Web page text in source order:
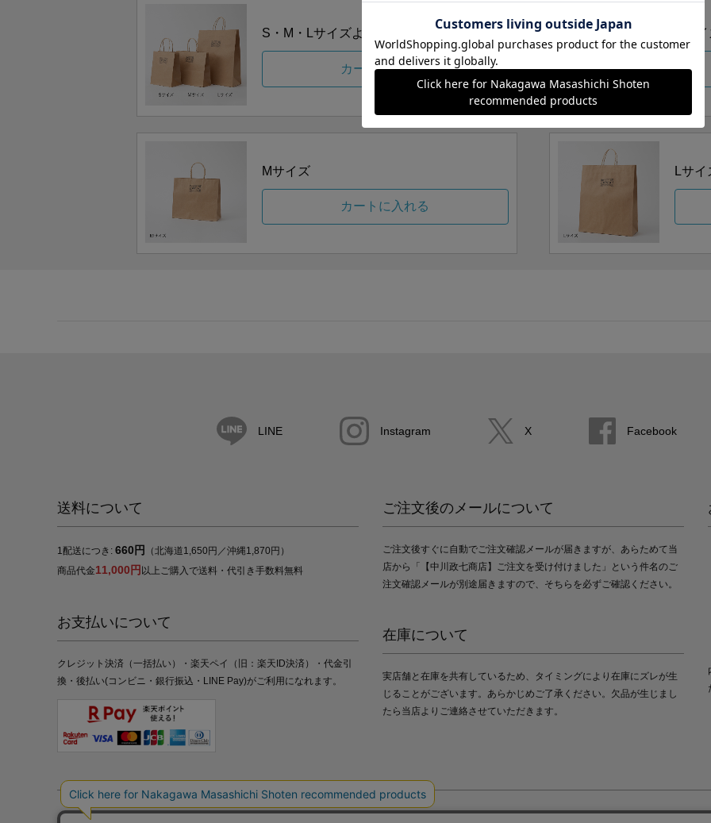
S・M・Lサイズより当店にお任せ
カートに入れる
Sサ
Mサイズ
カートに入れる
Lサイ
LINE Instagram X Facebook
送料について
1配送につき: 660円
（北海道1,650円／沖縄1,870円）
商品代金11,000円 以上ご購入で送料・代引き手数料無料
お支払いについて
クレジット決済（一括払い）・楽天ペイ（旧：楽天ID決済）・代金引
換・後払い(コンビニ・銀行振込・LINE Pay)がご利用になれます。
ご注文後のメールについて
ご注文後すぐに自動でご注文確認メールが届きますが、あらためて当
店から「【中川政七商店】ご注文を受け付けました」という件名のご
注文確認メールが別途届きますので、そちらを必ずご確認ください。
在庫について
実店舗と在庫を共有しているため、タイミングにより在庫にズレが生
じることがございます。あらかじめご了承ください。欠品が生じまし
たら当店よりご連絡させていただきます。